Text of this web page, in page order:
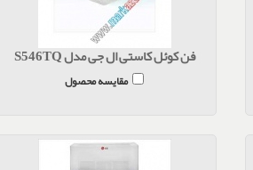
فن کوئل کاستی ال جی مدل S546TQ
مقایسه محصول